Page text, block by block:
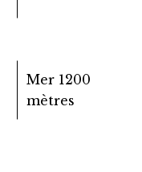
Mer 1200
mètres